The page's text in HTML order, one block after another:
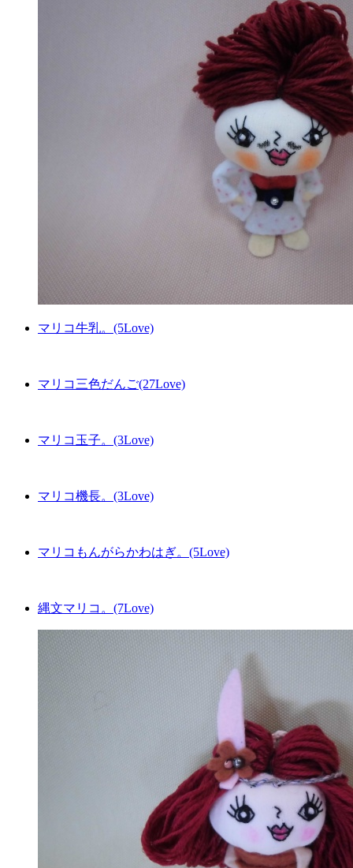
マリコ牛乳。(5Love)
マリコ三色だんご(27Love)
マリコ玉子。(3Love)
マリコ機長。(3Love)
マリコもんがらかわはぎ。(5Love)
縄文マリコ。(7Love)